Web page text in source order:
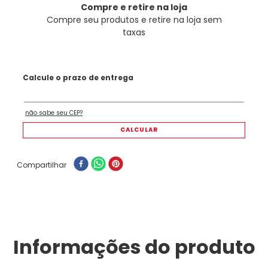
Compre e retire na loja
Compre seu produtos e retire na loja sem
taxas
Compartilhar
Informações do produto